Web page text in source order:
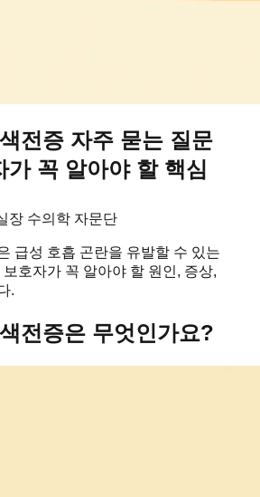
전증 자주 묻는 질문
꼭 알아야 할 핵심
장 수의학 자문단
급성 호흡 곤란을 유발할 수 있는
호자가 꼭 알아야 할 원인, 증상,
.
전증은 무엇인가요?